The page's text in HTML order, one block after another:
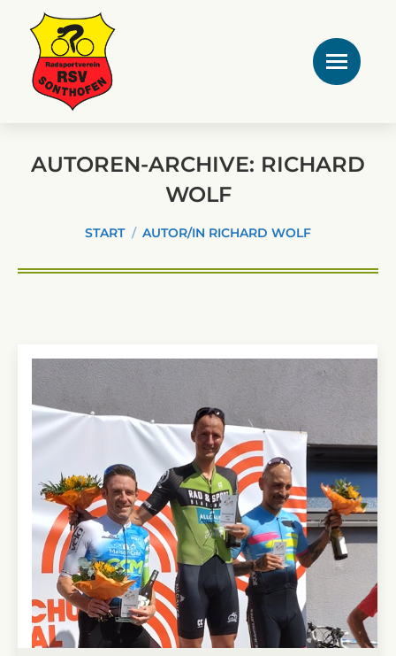
AUTOREN-ARCHIVE: RICHARD
WOLF
START AUTOR/IN RICHARD WOLF